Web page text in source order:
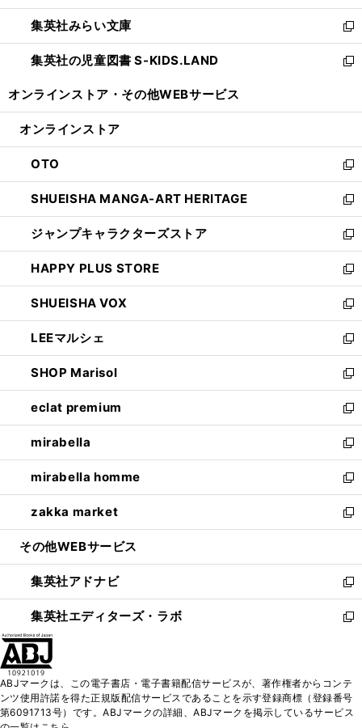
開
く
ウ
で
開
く
ン
ド
ウ
で
ウ
ィ
ン
ド
開
集英社みらい文庫
新
し
い
ン
ウ
で
開
く
集英社の児童図書 S-KIDS.LAND
新
ウ
ン
ド
ウ
で
開
く
オンラインストア・ その他WEBサービス
オンラインストア
OTO
新
し
い
ウ
ィ
ン
ド
ウ
で
開
く
SHUEISHA MANGA-ART HERITAGE
新
し
い
ウ
ィ
ン
ド
ウ
で
開
く
ジャンプキャラクターズストア
新
し
い
ウ
ィ
ン
ド
ウ
で
開
く
HAPPY PLUS STORE
新
し
い
ウ
ィ
ン
ド
ウ
で
開
く
SHUEISHA VOX
新
し
い
ウ
ィ
ン
ド
ウ
で
開
く
LEEマルシェ
新
し
い
ウ
ィ
ン
ド
ウ
で
開
く
SHOP Marisol
新
し
い
ウ
ィ
ン
ド
ウ
で
開
eclat premium
新
し
い
ウ
ィ
ン
ド
ウ
開
く
mirabella
新
し
い
ウ
ィ
ン
ウ
で
開
く
mirabella homme
新
し
い
ウ
ン
ド
ウ
で
zakka market
新
し
ウ
ィ
ン
ド
く
その他WEBサービス
集英社アドナビ
新
し
い
ド
ウ
で
集英社エディターズ・ラボ
新
ィ
ン
ABJマークは、この電子書店・電子書籍配信サービスが、著作権者からコンテ
ンツ使用許諾を得た正規版配信サービスであることを示す登録商標（登録番号
第6091713号）です。ABJマークの詳細、ABJマークを掲示しているサービス